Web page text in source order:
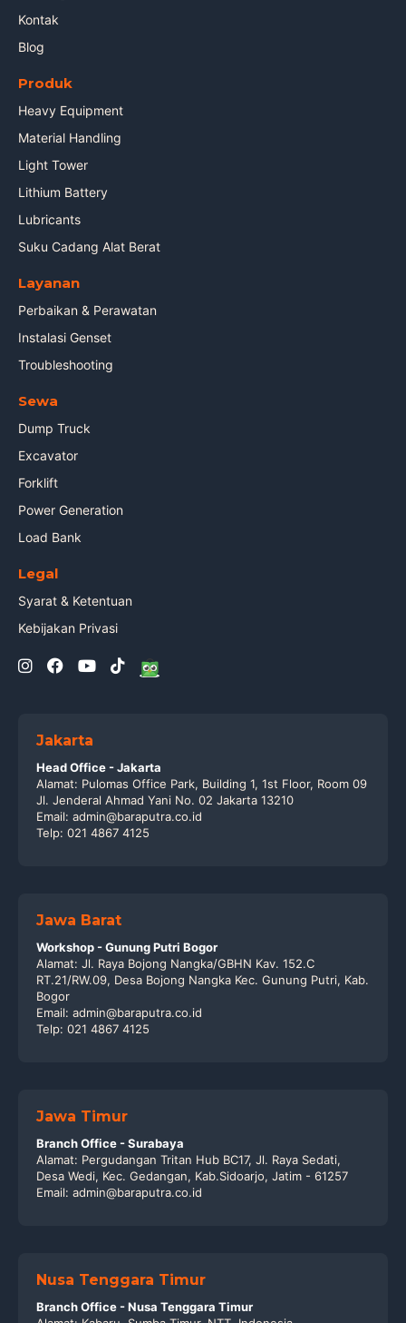
Kontak
Blog
Produk
Heavy Equipment
Material Handling
Light Tower
Lithium Battery
Lubricants
Suku Cadang Alat Berat
Layanan
Perbaikan & Perawatan
Instalasi Genset
Troubleshooting
Sewa
Dump Truck
Excavator
Forklift
Power Generation
Load Bank
Legal
Syarat & Ketentuan
Kebijakan Privasi
Jakarta
Head Office - Jakarta
Alamat: Pulomas Office Park, Building 1, 1st Floor, Room 09
Jl. Jenderal Ahmad Yani No. 02 Jakarta 13210
Email: admin@baraputra.co.id
Telp: 021 4867 4125
Jawa Barat
Workshop - Gunung Putri Bogor
Alamat: Jl. Raya Bojong Nangka/GBHN Kav. 152.C
RT.21/RW.09, Desa Bojong Nangka Kec. Gunung Putri, Kab.
Bogor
Email: admin@baraputra.co.id
Telp: 021 4867 4125
Jawa Timur
Branch Office - Surabaya
Alamat: Pergudangan Tritan Hub BC17, Jl. Raya Sedati,
Desa Wedi, Kec. Gedangan, Kab.Sidoarjo, Jatim - 61257
Email: admin@baraputra.co.id
Nusa Tenggara Timur
Branch Office - Nusa Tenggara Timur